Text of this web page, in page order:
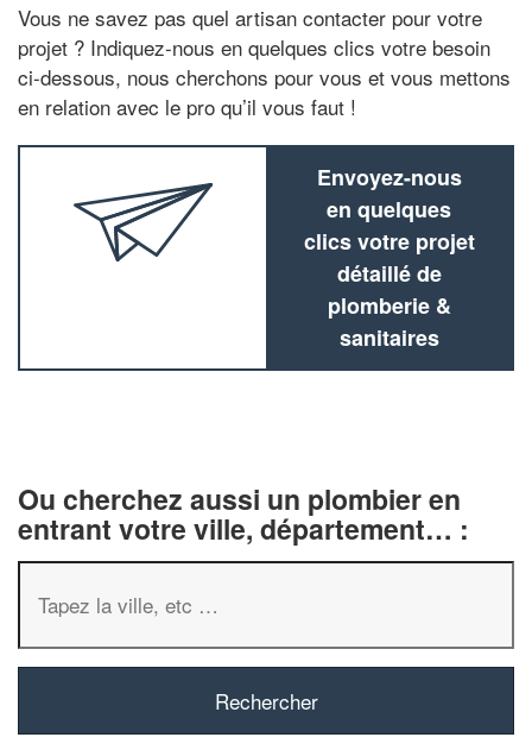
Vous ne savez pas quel artisan contacter pour votre
projet ? Indiquez-nous en quelques clics votre besoin
ci-dessous, nous cherchons pour vous et vous mettons
en relation avec le pro qu’il vous faut !
Envoyez-nous
en quelques
clics votre projet
détaillé de
plomberie &
sanitaires
Ou cherchez aussi un plombier en
entrant votre ville, département… :
✕